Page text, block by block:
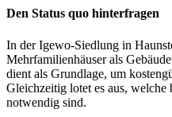
Den Status quo hinterfragen
In der Igewo-Siedlung in
Mehrfamilienhäuser als
dient als Grundlage, um
Gleichzeitig lotet es aus, welche
notwendig sind.